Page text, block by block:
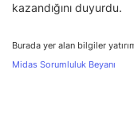
kazandığını duyurdu.
Burada yer alan bilgiler
Midas Sorumluluk Beyanı